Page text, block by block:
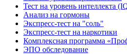
Тест на уровень интеллекта
Анализ на гормоны
Экспресс-тест на "соль"
Экспресс-тест на наркотики
Комплексная программа
ЭПО обследование